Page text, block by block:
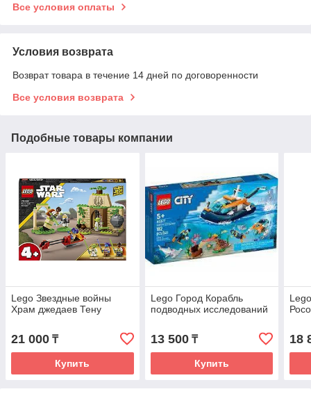
Все условия оплаты
Условия возврата
Возврат товара в течение 14 дней по договоренности
Все условия возврата
Подобные товары компании
Lego Звездные войны
Храм джедаев Тену
21 000 ₸
Купить
Lego Город Корабль
подводных исследований
13 500₸
Купить
18